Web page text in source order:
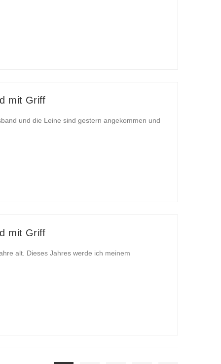
mit Griff
und die Leine sind gestern angekommen und
mit Griff
alt. Dieses Jahres werde ich meinem